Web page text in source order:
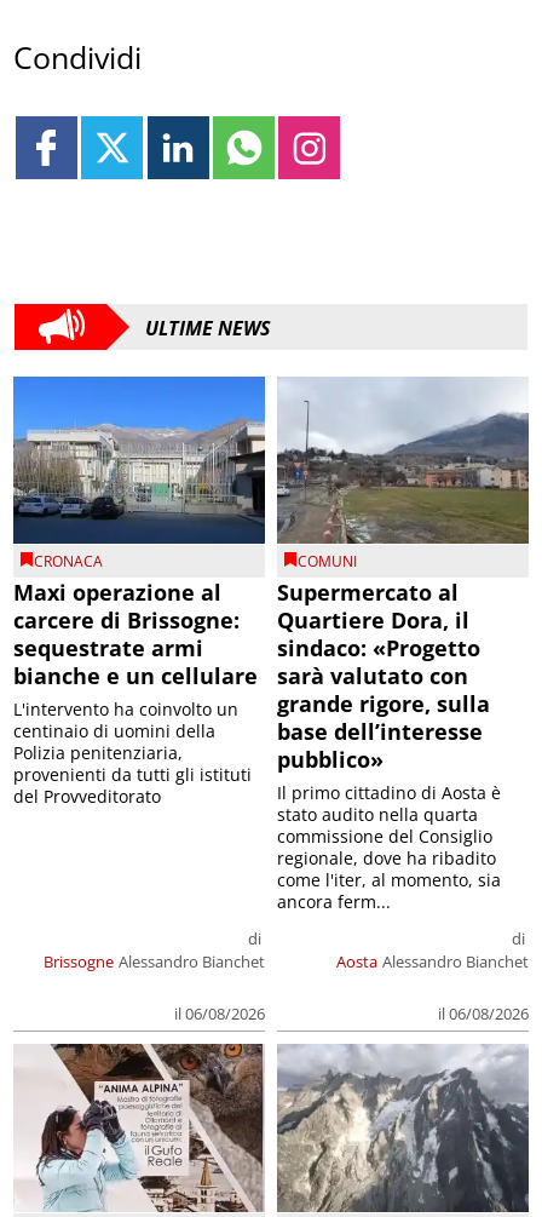
Condividi
ULTIME NEWS
CRONACA
Maxi operazione al
carcere di Brissogne:
sequestrate armi
bianche e un cellulare
Brissogne
di
Alessandro Bianchet
il 06/08/2026
L'intervento ha coinvolto un
centinaio di uomini della
Polizia penitenziaria,
provenienti da tutti gli istituti
del Provveditorato
COMUNI
Supermercato al
Quartiere Dora, il
sindaco: «Progetto
sarà valutato con
grande rigore, sulla
base dell’interesse
pubblico»
Aosta
di
Alessandro Bianchet
il 06/08/2026
Il primo cittadino di Aosta è
stato audito nella quarta
commissione del Consiglio
regionale, dove ha ribadito
come l'iter, al momento, sia
ancora ferm...